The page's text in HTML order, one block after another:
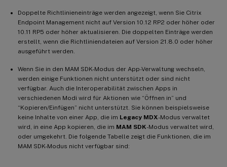
Doppelte Richtlinieneinträge werden angezeigt, wenn Sie Citrix
Endpoint Management nicht auf Version 10.12 RP2 oder höher oder
10.11 RP5 oder höher aktualisieren. Die doppelten Einträge werden
erstellt, wenn die Richtliniendateien auf Version 21.8.0 oder höher
ausgeführt werden.
Wenn Sie in den MAM SDK-Modus der App-Verwaltung wechseln,
werden einige Funktionen nicht unterstützt oder sind nicht
verfügbar. Auch die Interoperabilität zwischen Apps in
verschiedenen Modi wird für Aktionen wie “Öffnen in” und
“Kopieren/Einfügen” nicht unterstützt. Sie können beispielsweise
keine Inhalte von einer App, die im Legacy MDX-Modus verwaltet
wird, in eine App kopieren, die im MAM SDK-Modus verwaltet wird,
oder umgekehrt. Die folgende Tabelle zeigt die Funktionen, die im
MAM SDK-Modus nicht verfügbar sind: